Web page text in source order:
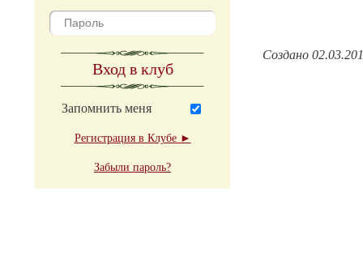
Вход в клуб
Запомнить меня
Регистрация в Клубе ►
Забыли пароль?
Создано